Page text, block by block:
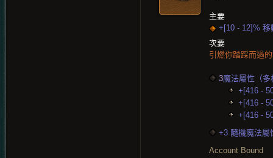
主要
+[10 - 12]% 移
次要
引燃你踏踩而過
3魔法屬性（
+[416 -
+[416 -
+[416 -
+3 隨機魔法屬
Account Bound